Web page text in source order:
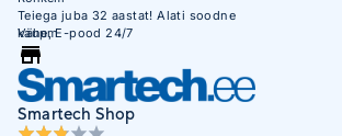
Teiega juba 32 aastat! Alati soodne
kaup, E-pood 24/7
Vähem
Smartech Shop